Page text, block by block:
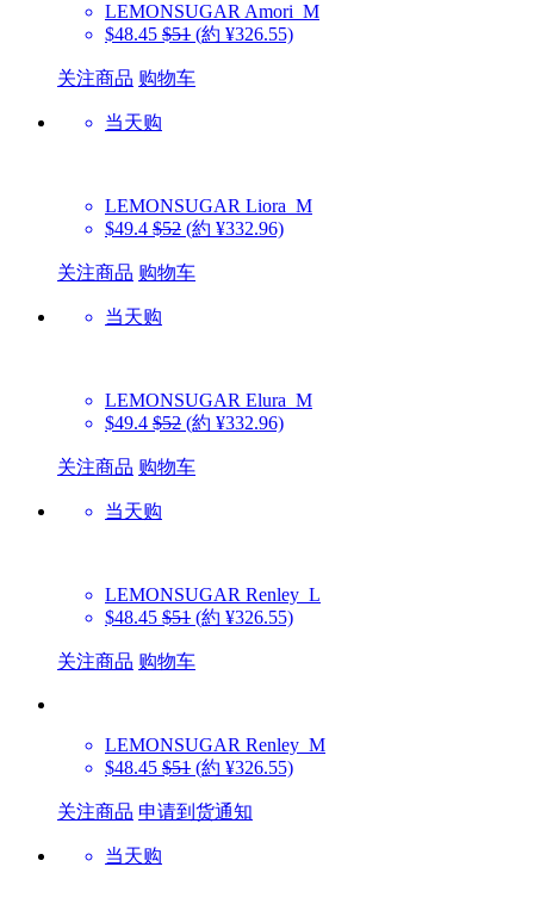
LEMONSUGAR Amori_M
$48.45 $51 (約 ¥326.55)
关注商品 购物车
当天购
LEMONSUGAR Liora_M
$49.4 $52 (約 ¥332.96)
关注商品 购物车
当天购
LEMONSUGAR Elura_M
$49.4 $52 (約 ¥332.96)
关注商品 购物车
当天购
LEMONSUGAR Renley_L
$48.45 $51 (約 ¥326.55)
关注商品 购物车
LEMONSUGAR Renley_M
$48.45 $51 (約 ¥326.55)
关注商品 申请到货通知
当天购